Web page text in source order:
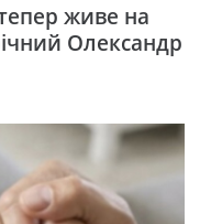
живе на
Олександр